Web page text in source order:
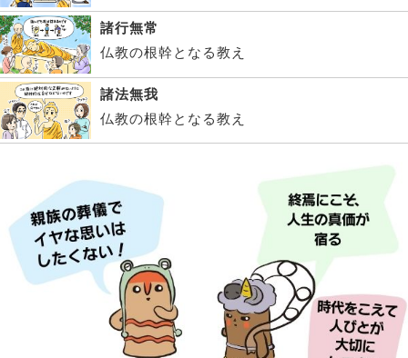
諸行無常
仏教の根幹となる教え
諸法無我
仏教の根幹となる教え